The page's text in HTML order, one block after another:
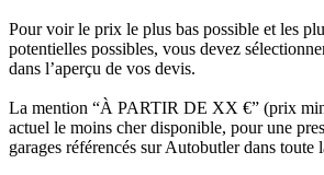
Pour voir le prix le plus bas possible et les
potentielles possibles, vous devez
dans l’aperçu de vos devis.
La mention “À PARTIR DE XX €” (prix
actuel le moins cher disponible, pour une
garages référencés sur Autobutler dans toute